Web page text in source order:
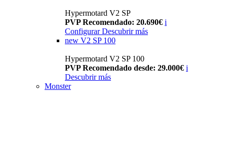
Hypermotard V2 SP
PVP Recomendado: 20.690€ i
Configurar Descubrir más
new V2 SP 100
Hypermotard V2 SP 100
PVP Recomendado desde: 29.000€ i
Descubrir más
Monster